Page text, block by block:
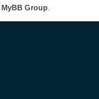
MyBB Group